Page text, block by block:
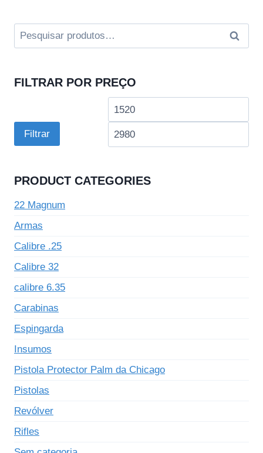
era:
R$3,890.00.
é:
R$2,970.00.
Pesquisar
por:
FILTRAR POR PREÇO
Preço
Filtrar
PRODUCT CATEGORIES
22 Magnum
Armas
Calibre .25
Calibre 32
calibre 6.35
Carabinas
Espingarda
Insumos
Pistola Protector Palm da Chicago
Pistolas
Revólver
Rifles